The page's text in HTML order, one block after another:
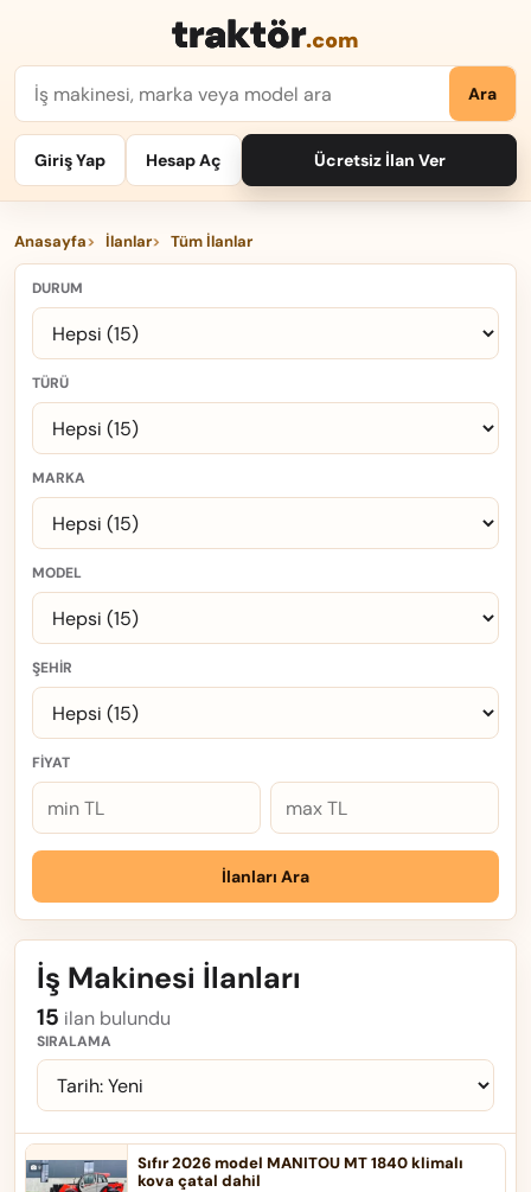
traktör.com
Ara
Giriş Yap Hesap Aç Ücretsiz İlan Ver
Anasayfa İlanlar Tüm İlanlar
DURUM
TÜRÜ
MARKA
MODEL
ŞEHIR
FIYAT
İlanları Ara
İş Makinesi İlanları
15 ilan bulundu
SIRALAMA
Sıfır 2026 model MANITOU MT 1840 klimalı
kova çatal dahil